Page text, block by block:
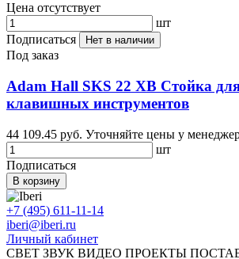
Цена отсутствует
шт
Подписаться
Нет в наличии
Под заказ
Adam Hall SKS 22 XB Стойка
клавишных инструментов
44 109.45 руб. Уточняйте цены у
шт
Подписаться
В корзину
+7 (495) 611-11-14
iberi@iberi.ru
Личный кабинет
СВЕТ ЗВУК ВИДЕО ПРОЕКТЫ